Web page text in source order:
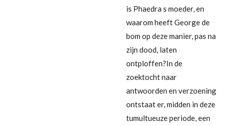
is Phaedra s moeder, en
waarom heeft George de
bom op deze manier, pas na
zijn dood, laten
ontploffen?In de
zoektocht naar
antwoorden en verzoening
ontstaat er, midden in deze
tumultueuze periode, een